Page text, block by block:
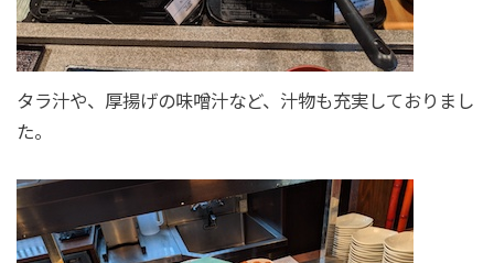
タラ汁や、厚揚げの味噌汁など、汁物も充実しておりまし
た。